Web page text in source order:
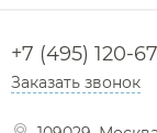
+7 (495) 120-
Заказать звонок